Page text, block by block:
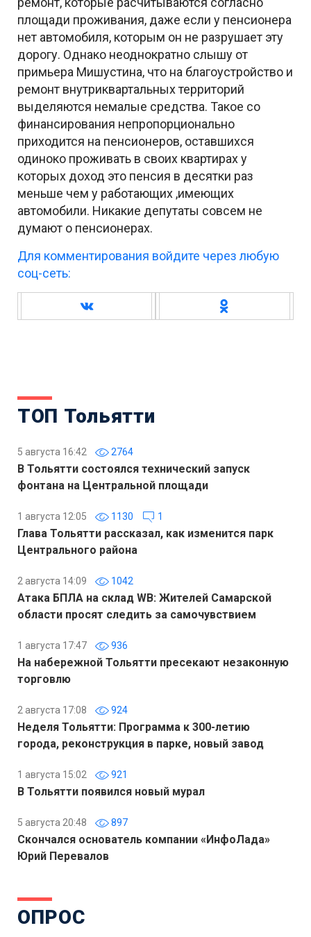
площади проживания, даже если у пенсионера
нет автомобиля, которым он не разрушает эту
дорогу. Однако неоднократно слышу от
примьера Мишустина, что на благоустройство и
ремонт внутриквартальных территорий
выделяются немалые средства. Такое со
финансирования непропорционально
приходится на пенсионеров, оставшихся
одиноко проживать в своих квартирах у
которых доход это пенсия в десятки раз
меньше чем у работающих ,имеющих
автомобили. Никакие депутаты совсем не
думают о пенсионерах.
Для комментирования войдите через любую
соц-сеть:
ТОП Тольятти
5 августа 16:42 2764
В Тольятти состоялся технический запуск
фонтана на Центральной площади
1 августа 12:05 1130 1
Глава Тольятти рассказал, как изменится парк
Центрального района
2 августа 14:09 1042
Атака БПЛА на склад WB: Жителей Самарской
области просят следить за самочувствием
1 августа 17:47 936
На набережной Тольятти пресекают незаконную
торговлю
2 августа 17:08 924
Неделя Тольятти: Программа к 300-летию
города, реконструкция в парке, новый завод
1 августа 15:02 921
В Тольятти появился новый мурал
5 августа 20:48 897
Скончался основатель компании «ИнфоЛада»
Юрий Перевалов
ОПРОС